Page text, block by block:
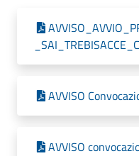
AVVISO
AVVISO